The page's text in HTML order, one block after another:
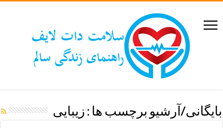
بایگانی/آرشیو برچسب ها : زیبایی